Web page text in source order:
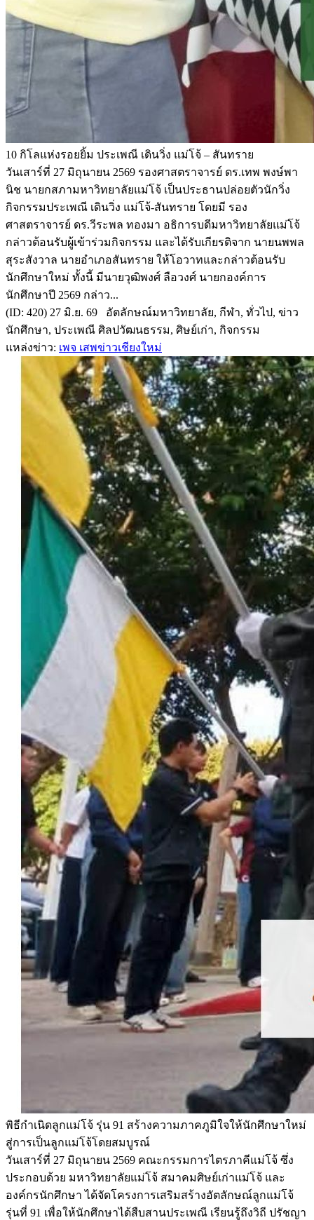
10 กิโลแห่งรอยยิ้ม ประเพณี เดินวิ่ง แม่โจ้ – สันทราย
วันเสาร์ที่ 27 มิถุนายน 2569 รองศาสตราจารย์ ดร.เทพ พงษ์พา
นิช นายกสภามหาวิทยาลัยแม่โจ้ เป็นประธานปล่อยตัวนักวิ่ง
กิจกรรมประเพณี เดินวิ่ง แม่โจ้-สันทราย โดยมี รอง
ศาสตราจารย์ ดร.วีระพล ทองมา อธิการบดีมหาวิทยาลัยแม่โจ้
กล่าวต้อนรับผู้เข้าร่วมกิจกรรม และได้รับเกียรติจาก นายนพพล
สุระสังวาล นายอำเภอสันทราย ให้โอวาทและกล่าวต้อนรับ
นักศึกษาใหม่ ทั้งนี้ มีนายวุฒิพงศ์ ลือวงศ์ นายกองค์การ
นักศึกษาปี 2569 กล่าว...
(ID: 420) 27 มิ.ย. 69 อัตลักษณ์มหาวิทยาลัย, กีฬา, ทั่วไป, ข่าว
นักศึกษา, ประเพณี ศิลปวัฒนธรรม, ศิษย์เก่า, กิจกรรม
แหล่งข่าว: เพจ เสพข่าวเชียงใหม่
พิธีกำเนิดลูกแม่โจ้ รุ่น 91 สร้างความภาคภูมิใจให้นักศึกษาใหม่
สู่การเป็นลูกแม่โจ้โดยสมบูรณ์
วันเสาร์ที่ 27 มิถุนายน 2569 คณะกรรมการไตรภาคีแม่โจ้ ซึ่ง
ประกอบด้วย มหาวิทยาลัยแม่โจ้ สมาคมศิษย์เก่าแม่โจ้ และ
องค์กรนักศึกษา ได้จัดโครงการเสริมสร้างอัตลักษณ์ลูกแม่โจ้
รุ่นที่ 91 เพื่อให้นักศึกษาได้สืบสานประเพณี เรียนรู้ถึงวิถี ปรัชญา